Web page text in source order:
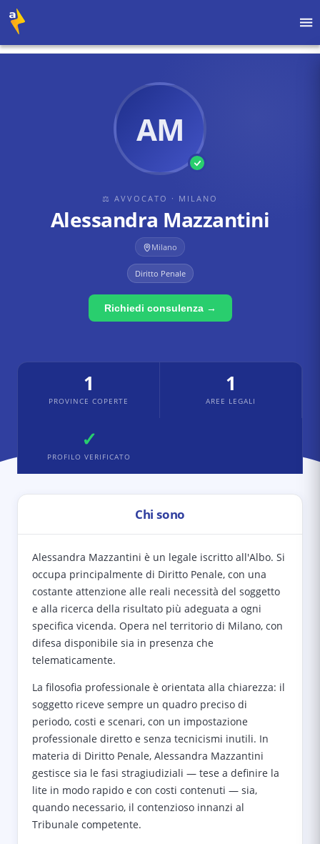
AM
⚖ AVVOCATO · MILANO
Alessandra Mazzantini
Milano
Diritto Penale
Richiedi consulenza →
1
PROVINCE COPERTE
1
AREE LEGALI
✓
PROFILO VERIFICATO
Chi sono
Alessandra Mazzantini è un legale iscritto all'Albo. Si
occupa principalmente di Diritto Penale, con una
costante attenzione alle reali necessità del soggetto
e alla ricerca della risultato più adeguata a ogni
specifica vicenda. Opera nel territorio di Milano, con
difesa disponibile sia in presenza che
telematicamente.
La filosofia professionale è orientata alla chiarezza: il
soggetto riceve sempre un quadro preciso di
periodo, costi e scenari, con un impostazione
professionale diretto e senza tecnicismi inutili. In
materia di Diritto Penale, Alessandra Mazzantini
gestisce sia le fasi stragiudiziali — tese a definire la
lite in modo rapido e con costi contenuti — sia,
quando necessario, il contenzioso innanzi al
Tribunale competente.